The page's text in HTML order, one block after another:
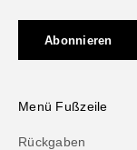
Abonnieren
Menü Fußzeile
Rückgaben